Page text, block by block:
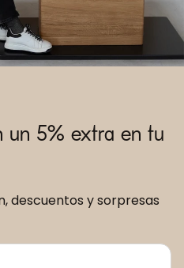
un 5% extra en tu
descuentos y sorpresas